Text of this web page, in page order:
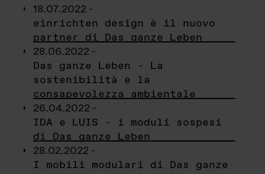
18.07.2022 -
einrichten design è il nuovo
partner di Das ganze Leben
28.06.2022 -
Das ganze Leben - La
sostenibilità e la
consapevolezza ambientale
26.04.2022 -
IDA e LUIS - i moduli sospesi
di Das ganze Leben
28.02.2022 -
I mobili modulari di Das ganze